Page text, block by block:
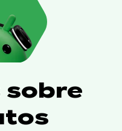
sobre